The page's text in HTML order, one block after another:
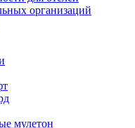
организаций
мулетон